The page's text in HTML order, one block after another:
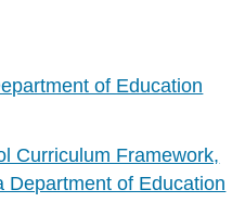
of Education
Curriculum Framework,
Department of Education